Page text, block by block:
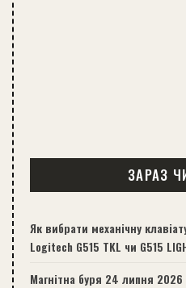
ЗАРАЗ
Як вибрати механічну
Logitech G515 TKL чи G515
Магнітна буря 24 липня